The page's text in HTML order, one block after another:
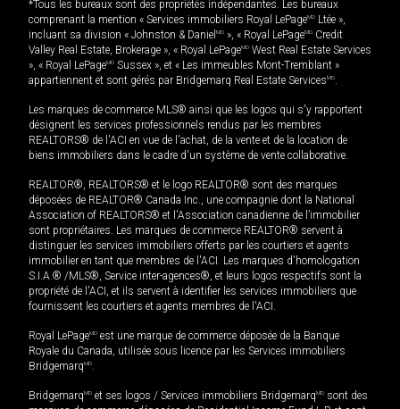
*Tous les bureaux sont des propriétés indépendantes. Les bureaux
comprenant la mention « Services immobiliers Royal LePageMD Ltée »,
incluant sa division « Johnston & Daniel MD », « Royal LePageMD Credit
Valley Real Estate, Brokerage », « Royal LePageMD West Real Estate Services
», « Royal LePageMD Sussex », et « Les immeubles Mont-Tremblant »
appartiennent et sont gérés par Bridgemarq Real Estate ServicesMD.
Les marques de commerce MLS® ainsi que les logos qui s'y rapportent
désignent les services professionnels rendus par les membres
REALTORS® de l'ACI en vue de l'achat, de la vente et de la location de
biens immobiliers dans le cadre d'un système de vente collaborative.
REALTOR®, REALTORS® et le logo REALTOR® sont des marques
déposées de REALTOR® Canada Inc., une compagnie dont la National
Association of REALTORS® et l'Association canadienne de l’immobilier
sont propriétaires. Les marques de commerce REALTOR® servent à
distinguer les services immobiliers offerts par les courtiers et agents
immobilier en tant que membres de l'ACI. Les marques d'homologation
S.I.A.® /MLS®, Service inter-agences®, et leurs logos respectifs sont la
propriété de l'ACI, et ils servent à identifier les services immobiliers que
fournissent les courtiers et agents membres de l'ACI.
Royal LePageMD est une marque de commerce déposée de la Banque
Royale du Canada, utilisée sous licence par les Services immobiliers
BridgemarqMD.
BridgemarqMD et ses logos / Services immobiliers BridgemarqMD sont des